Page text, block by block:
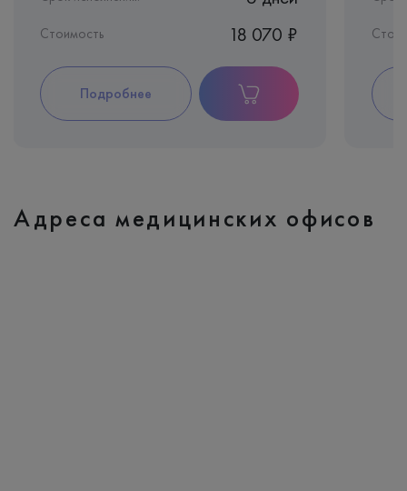
Стоимость 18 070 ₽
Подробнее
Адреса медицинских офисов